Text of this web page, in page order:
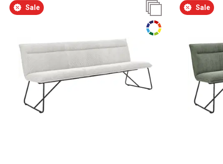
Sale Sale